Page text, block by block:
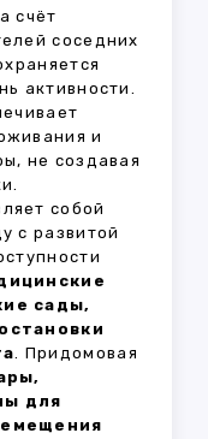
счёт
соседних
активности.
и
не создавая
собой
с развитой
сады,
. Придомовая
для